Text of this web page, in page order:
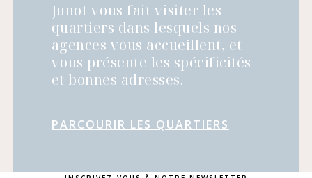
Junot vous fait visiter les
quartiers dans lesquels nos
agences vous accueillent, et
vous présente les spécificités
et bonnes adresses.
PARCOURIR LES QUARTIERS